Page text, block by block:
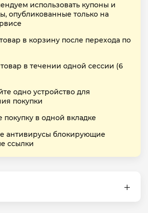
использовать купоны и
опубликованные только на
в корзину после перехода по
в течении одной сессии (6
одно устройство для
покупки
в одной вкладке
антивирусы блокирующие
ссылки